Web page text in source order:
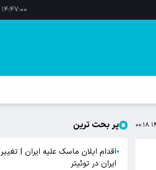
۱۴:۴۷:۰۰ - ۱۶ مرداد ۱۴۰۵
پر بحث ترین
●اقدام ایلان ماسک علیه ایران |
ایران در توئیتر